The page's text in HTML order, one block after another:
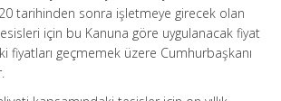
tarihinden sonra işletmeye girecek olan
için bu Kanuna göre uygulanacak fiyat
fiyatları geçmemek üzere Cumhurbaşkanı